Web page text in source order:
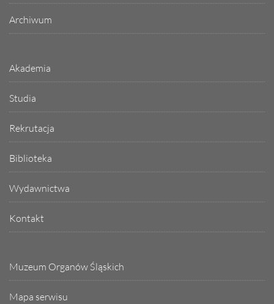
Archiwum
Akademia
Studia
Rekrutacja
Biblioteka
Wydawnictwa
Kontakt
Muzeum Organów Śląskich
Mapa serwisu